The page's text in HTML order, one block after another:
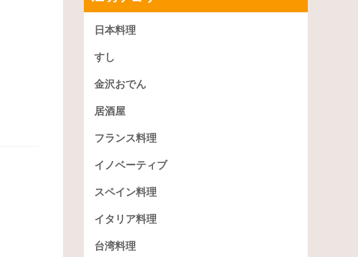
日本料理
すし
金沢おでん
居酒屋
フランス料理
イノベーティブ
スペイン料理
イタリア料理
台湾料理